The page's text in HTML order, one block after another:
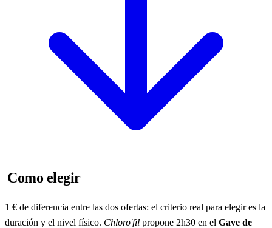
Como elegir
1 € de diferencia entre las dos ofertas: el criterio real para elegir es la
duración y el nivel físico. Chloro'fil propone 2h30 en el Gave de